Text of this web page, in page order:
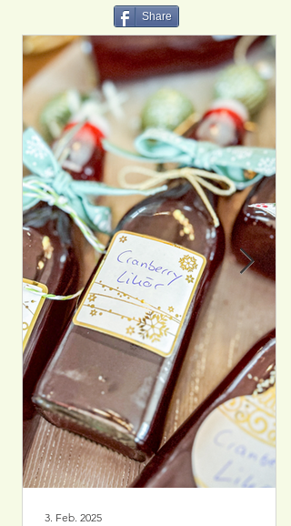
Share
3. Feb. 2025